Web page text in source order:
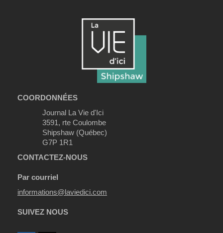
COORDONNÉES
Journal La Vie d'Ici
3591, rte Coulombe
Shipshaw (Québec)
G7P 1R1
CONTACTEZ-NOUS
Par courriel
informations@laviedici.com
SUIVEZ NOUS